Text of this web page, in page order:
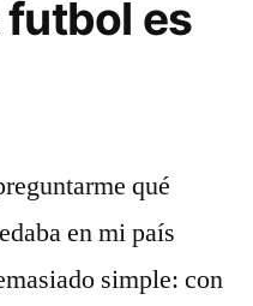
es
qué
en mi país
simple: con